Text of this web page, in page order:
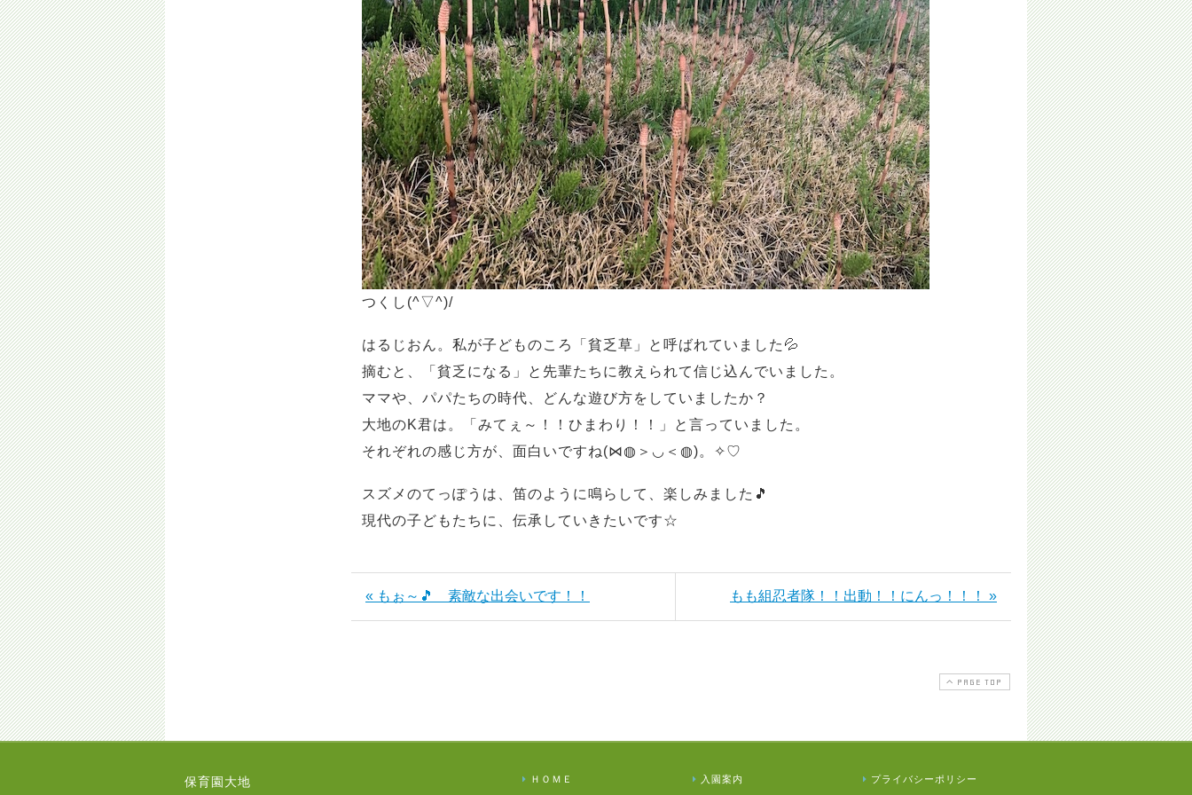
つくし(^▽^)/
はるじおん。私が子どものころ「貧乏草」と呼ばれていました💦
摘むと、「貧乏になる」と先輩たちに教えられて信じ込んでいました。
ママや、パパたちの時代、どんな遊び方をしていましたか？
大地のK君は。「みてぇ～！！ひまわり！！」と言っていました。
それぞれの感じ方が、面白いですね(⋈◍＞◡＜◍)。✧♡
スズメのてっぽうは、笛のように鳴らして、楽しみました🎵
現代の子どもたちに、伝承していきたいです☆
« もぉ～🎵 素敵な出会いです！！ もも組忍者隊！！出動！！にんっ！！！ »
PAGE TOP
保育園大地 ＨＯＭＥ 入園案内 プライバシーポリシー